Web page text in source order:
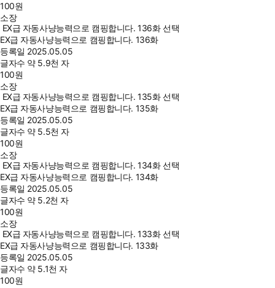
100원
소장
EX급 자동사냥능력으로 캠핑합니다. 136화 선택
EX급 자동사냥능력으로 캠핑합니다. 136화
등록일 2025.05.05
글자수 약 5.9천 자
100원
소장
EX급 자동사냥능력으로 캠핑합니다. 135화 선택
EX급 자동사냥능력으로 캠핑합니다. 135화
등록일 2025.05.05
글자수 약 5.5천 자
100원
소장
EX급 자동사냥능력으로 캠핑합니다. 134화 선택
EX급 자동사냥능력으로 캠핑합니다. 134화
등록일 2025.05.05
글자수 약 5.2천 자
100원
소장
EX급 자동사냥능력으로 캠핑합니다. 133화 선택
EX급 자동사냥능력으로 캠핑합니다. 133화
등록일 2025.05.05
글자수 약 5.1천 자
100원